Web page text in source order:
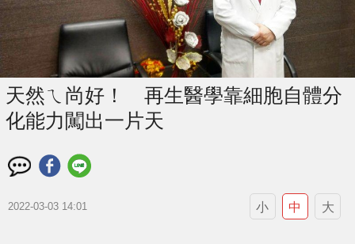
天然ㄟ尚好！ 再生醫學靠細胞自體分
化能力闖出一片天
2022-03-03 14:01 小 中 大